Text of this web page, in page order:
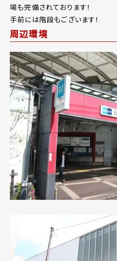
場も完備されております！
手前には階段もございます！
周辺環境